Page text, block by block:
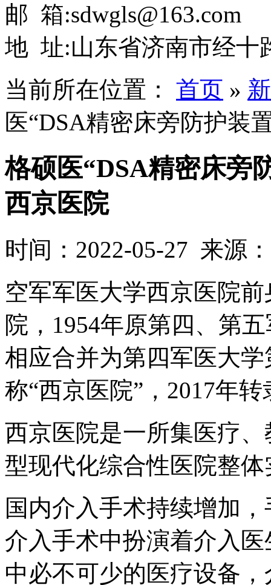
邮 箱:sdwgls@163.com
地 址:山东省济南市经十
当前所在位置： 首页 »
医“DSA精密床旁防护装
格硕医“DSA精密床旁
西京医院
时间：2022-05-27 来源
空军军医大学西京医院
院，1954年原第四、第
相应合并为第四军医大
称“西京医院”，2017年
西京医院是一所集医疗
型现代化综合性医院整
国内介入手术持续增加
介入手术中扮演着介入
中必不可少的医疗设备